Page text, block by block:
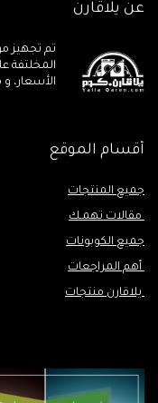
عن يلاقارن
تم تجهيز
المخلتفة
الأسعار،
أقسام الموقع
جميع المنتجات
مقالات تهمـك
جميع الكوبونات
أهم المراجعات
يلاقارن منتجات